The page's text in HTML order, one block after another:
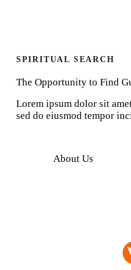
SPIRITUAL SEARCH
The Opportunity to Find
Lorem ipsum dolor sit
sed do eiusmod tempor
About Us